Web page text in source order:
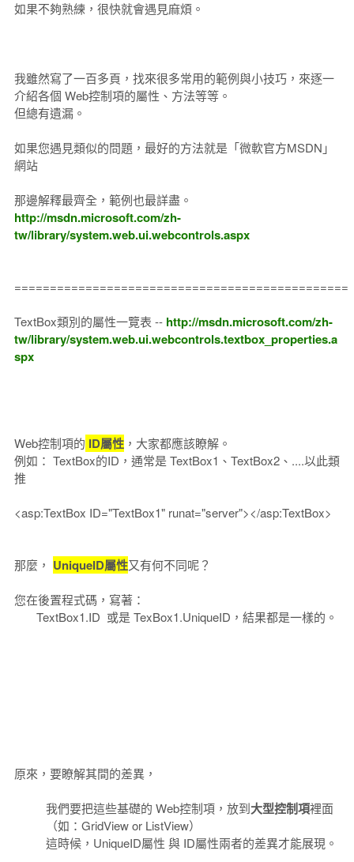
如果不夠熟練，很快就會遇見麻煩。
我雖然寫了一百多頁，找來很多常用的範例與小技巧，來逐一
介紹各個 Web控制項的屬性、方法等等。
但總有遺漏。
如果您遇見類似的問題，最好的方法就是「微軟官方MSDN」
網站
那邊解釋最齊全，範例也最詳盡。
http://msdn.microsoft.com/zh-
tw/library/system.web.ui.webcontrols.aspx
===============================================
TextBox類別的屬性一覽表 -- http://msdn.microsoft.com/zh-
tw/library/system.web.ui.webcontrols.textbox_properties.a
spx
Web控制項的 ID屬性，大家都應該瞭解。
例如： TextBox的ID，通常是 TextBox1、TextBox2、....以此類
推
<asp:TextBox ID="TextBox1" runat="server"></asp:TextBox>
那麼， UniqueID屬性又有何不同呢？
您在後置程式碼，寫著：
TextBox1.ID 或是 TexBox1.UniqueID，結果都是一樣的。
原來，要瞭解其間的差異，
我們要把這些基礎的 Web控制項，放到大型控制項裡面
（如：GridView or ListView）
這時候，UniqueID屬性 與 ID屬性兩者的差異才能展現。